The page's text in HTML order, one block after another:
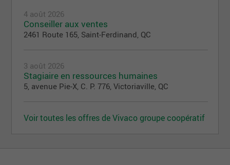
4 août 2026
Conseiller aux ventes
2461 Route 165, Saint-Ferdinand, QC
3 août 2026
Stagiaire en ressources humaines
5, avenue Pie-X, C. P. 776, Victoriaville, QC
Voir toutes les offres de Vivaco groupe coopératif